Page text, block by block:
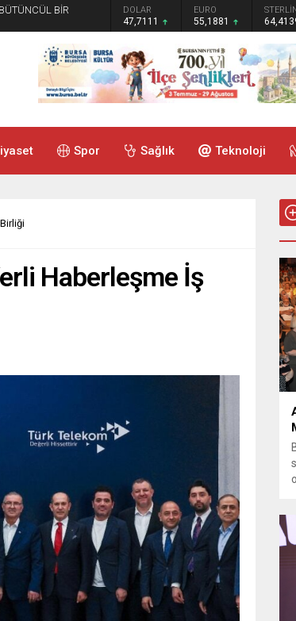
BİR
GRAM ALTIN DOLAR
47,7111
EURO
55,1881
Spor Sağlık Teknoloji
Haberleşme İş